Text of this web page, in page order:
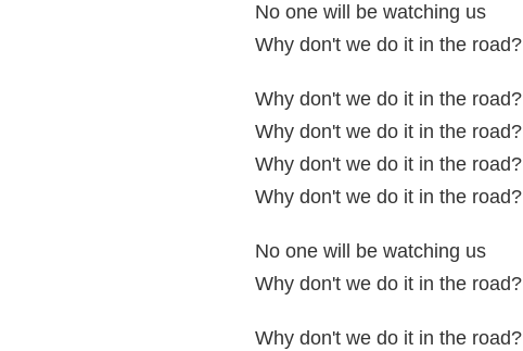
No one will be watching us
Why don't we do it in the road?
Why don't we do it in the road?
Why don't we do it in the road?
Why don't we do it in the road?
Why don't we do it in the road?
No one will be watching us
Why don't we do it in the road?
Why don't we do it in the road?